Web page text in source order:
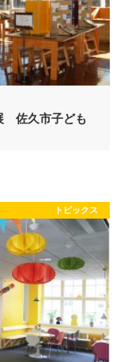
佐久市子ども
トピックス